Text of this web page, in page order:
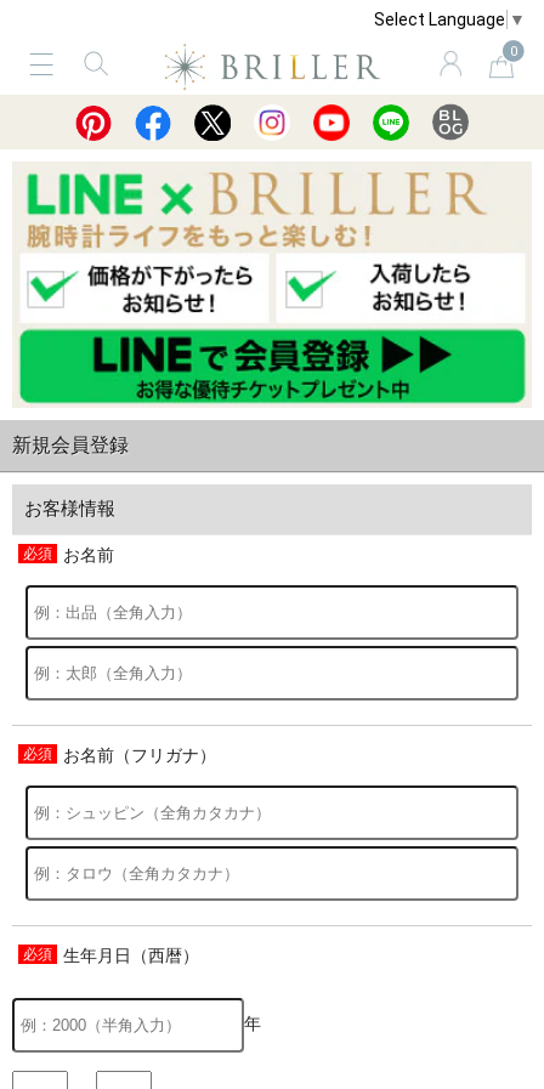
Select Language ▼
0
サービス ショッピングガイド 買取
新規会員登録
お客様情報
お名前
お名前（フリガナ）
生年月日（西暦）
年